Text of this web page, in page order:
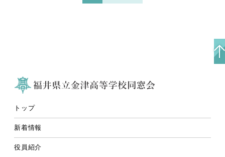
トップ
新着情報
役員紹介